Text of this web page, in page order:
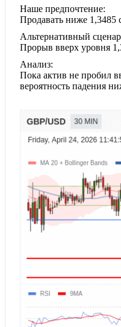
Наше предпочтение:
Продавать ниже 1,3485
Альтернативный
Прорыв вверх уровня
Анализ:
Пока актив не пробил
вероятность падения